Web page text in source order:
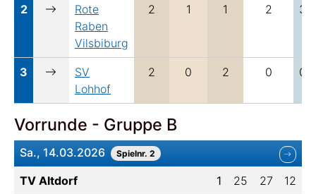
2
Rote
Raben
Vilsbiburg
2 1 1 2 3:2
3
SV
Lohhof
2 0 2 0 0:4
Vorrunde - Gruppe B
Sa., 14.03.2026 Spielnr. 2
TV Altdorf 1 25 27 12